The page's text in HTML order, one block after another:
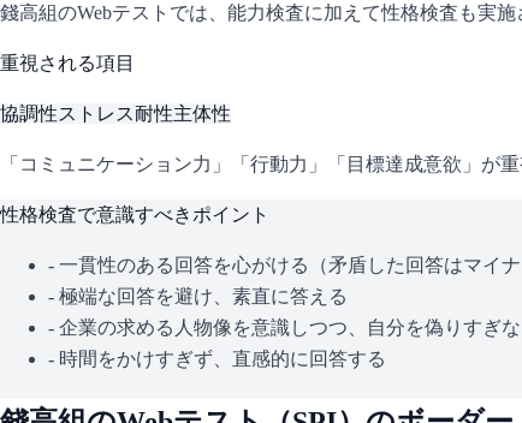
錢高組のWebテストでは、能力検査に加えて性格検査も実
重視される項目
協調性ストレス耐性主体性
「コミュニケーション力」「行動力」「目標達成意欲」が重
性格検査で意識すべきポイント
- 一貫性のある回答を心がける（矛盾した回答はマイナ
- 極端な回答を避け、素直に答える
- 企業の求める人物像を意識しつつ、自分を偽りすぎ
- 時間をかけすぎず、直感的に回答する